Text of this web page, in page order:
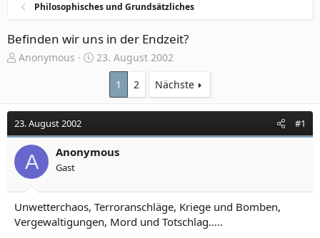
Philosophisches und Grundsätzliches
Befinden wir uns in der Endzeit?
E
e
l
l
e
Anonymous
E
e
l
t
23. August 2002
1
2 Nächste
23. August 2002 #1
A Anonymous
Gast
Unwetterchaos, Terroranschläge, Kriege und Bomben,
Vergewaltigungen, Mord und Totschlag.....